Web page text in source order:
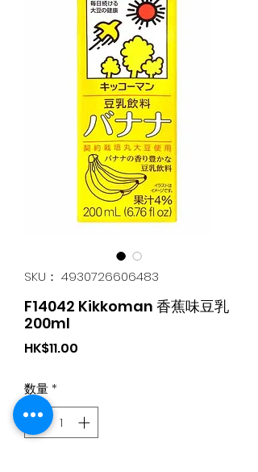
SKU： 4930726606483
F14042 Kikkoman 香蕉味豆乳
200ml
HK$11.00
数量*